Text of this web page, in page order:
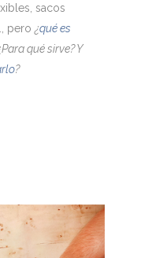
sacos
pero ¿qué es
qué sirve? Y
?